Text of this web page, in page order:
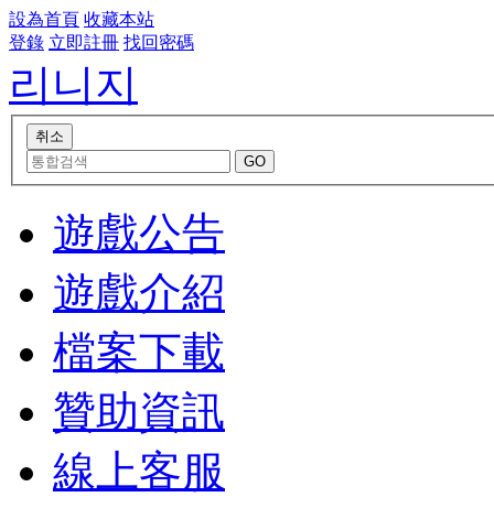
設為首頁 收藏本站
登錄 立即註冊 找回密碼
리니지
遊戲公告
遊戲介紹
檔案下載
贊助資訊
線上客服